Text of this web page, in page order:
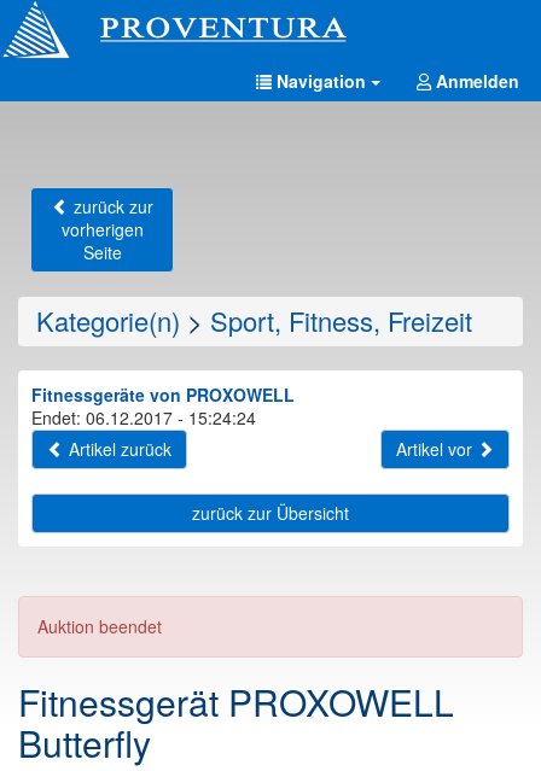
Navigation Anmelden
zurück zur
vorherigen
Seite
Kategorie(n) > Sport, Fitness, Freizeit
Fitnessgeräte von PROXOWELL
Endet: 06.12.2017 - 15:24:24
Artikel zurück
Artikel vor
zurück zur Übersicht
Auktion beendet
Fitnessgerät PROXOWELL
Butterfly